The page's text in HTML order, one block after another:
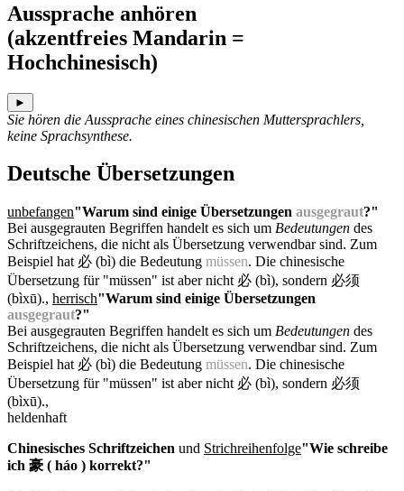
Aussprache anhören
(akzentfreies Mandarin =
Hochchinesisch)
►
Sie hören die Aussprache eines chinesischen Muttersprachlers,
keine Sprachsynthese.
Deutsche Übersetzungen
unbefangen"Warum sind einige Übersetzungen ausgegraut?"
Bei ausgegrauten Begriffen handelt es sich um Bedeutungen des
Schriftzeichens, die nicht als Übersetzung verwendbar sind. Zum
Beispiel hat 必 (bì) die Bedeutung müssen. Die chinesische
Übersetzung für "müssen" ist aber nicht 必 (bì), sondern 必须
(bìxū)., herrisch"Warum sind einige Übersetzungen
ausgegraut?"
Bei ausgegrauten Begriffen handelt es sich um Bedeutungen des
Schriftzeichens, die nicht als Übersetzung verwendbar sind. Zum
Beispiel hat 必 (bì) die Bedeutung müssen. Die chinesische
Übersetzung für "müssen" ist aber nicht 必 (bì), sondern 必须
(bìxū).,
heldenhaft
Chinesisches Schriftzeichen und Strichreihenfolge"Wie schreibe
ich 豪 ( háo ) korrekt?"